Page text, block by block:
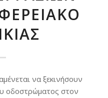
να ξεκινήσουν
οδοστρώματος στον